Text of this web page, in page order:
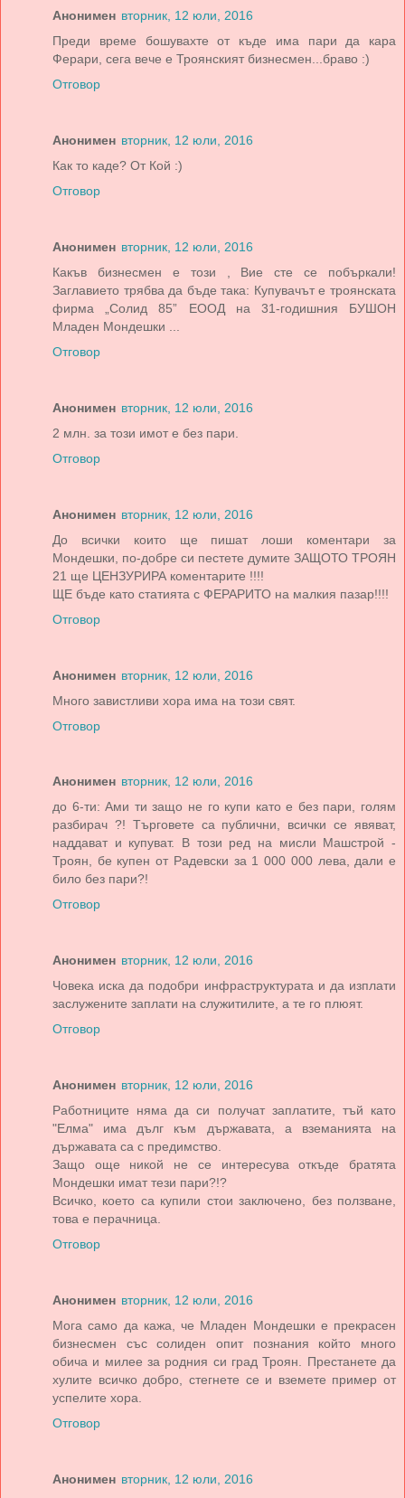
Анонимен вторник, 12 юли, 2016
Преди време бошувахте от къде има пари да кара
Ферари, сега вече е Троянският бизнесмен...браво :)
Отговор
Анонимен вторник, 12 юли, 2016
Как то каде? От Кой :)
Отговор
Анонимен вторник, 12 юли, 2016
Какъв бизнесмен е този , Вие сте се побъркали!
Заглавието трябва да бъде така: Купувачът е троянската
фирма „Солид 85” ЕООД на 31-годишния БУШОН
Младен Мондешки ...
Отговор
Анонимен вторник, 12 юли, 2016
2 млн. за този имот е без пари.
Отговор
Анонимен вторник, 12 юли, 2016
До всички които ще пишат лоши коментари за
Мондешки, по-добре си пестете думите ЗАЩОТО ТРОЯН
21 ще ЦЕНЗУРИРА коментарите !!!!
ЩЕ бъде като статията с ФЕРАРИТО на малкия пазар!!!!
Отговор
Анонимен вторник, 12 юли, 2016
Много завистливи хора има на този свят.
Отговор
Анонимен вторник, 12 юли, 2016
до 6-ти: Ами ти защо не го купи като е без пари, голям
разбирач ?! Търговете са публични, всички се явяват,
наддават и купуват. В този ред на мисли Машстрой -
Троян, бе купен от Радевски за 1 000 000 лева, дали е
било без пари?!
Отговор
Анонимен вторник, 12 юли, 2016
Човека иска да подобри инфраструктурата и да изплати
заслужените заплати на служитилите, а те го плюят.
Отговор
Анонимен вторник, 12 юли, 2016
Работниците няма да си получат заплатите, тъй като
"Елма" има дълг към държавата, а вземанията на
държавата са с предимство.
Защо още никой не се интересува откъде братята
Мондешки имат тези пари?!?
Всичко, което са купили стои заключено, без ползване,
това е перачница.
Отговор
Анонимен вторник, 12 юли, 2016
Мога само да кажа, че Младен Мондешки е прекрасен
бизнесмен със солиден опит познания който много
обича и милее за родния си град Троян. Престанете да
хулите всичко добро, стегнете се и вземете пример от
успелите хора.
Отговор
Анонимен вторник, 12 юли, 2016